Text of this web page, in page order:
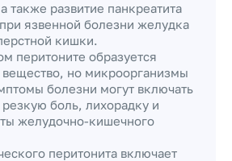
также развитие панкреатита
язвенной болезни желудка
кишки.
перитоните образуется
вещество, но микроорганизмы
болезни могут включать
боль, лихорадку и
желудочно-кишечного
перитонита включает